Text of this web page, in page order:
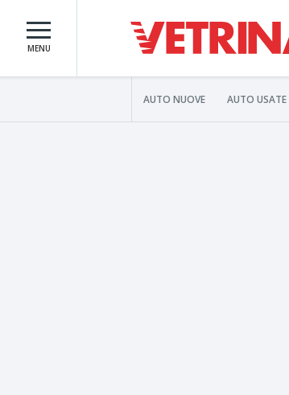
MENU
AUTO NUOVE AUTO USATE